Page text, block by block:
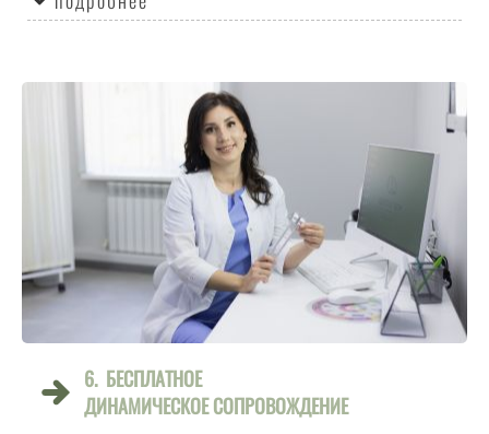
6. БЕСПЛАТНОЕ
ДИНАМИЧЕСКОЕ СОПРОВОЖДЕНИЕ